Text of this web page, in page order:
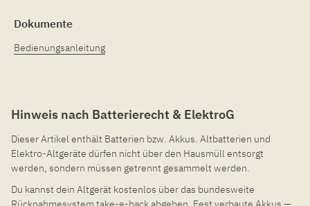
Dokumente
Bedienungsanleitung
Hinweis nach Batterierecht & ElektroG
Dieser Artikel enthält Batterien bzw. Akkus. Altbatterien und
Elektro-Altgeräte dürfen nicht über den Hausmüll entsorgt
werden, sondern müssen getrennt gesammelt werden.
Du kannst dein Altgerät kostenlos über das bundesweite